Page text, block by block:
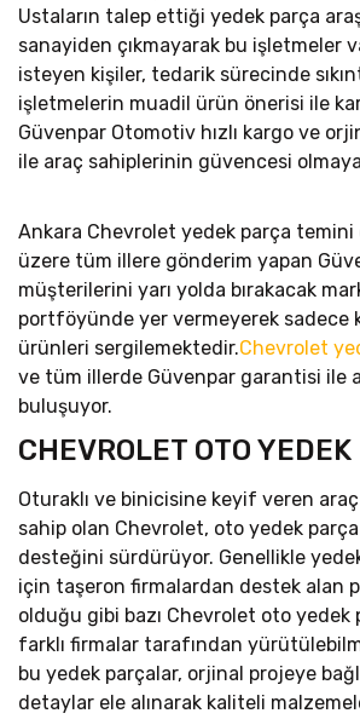
Ustaların talep ettiği yedek parça
sanayiden çıkmayarak bu işletmeler
isteyen kişiler, tedarik sürecinde
işletmelerin muadil ürün önerisi ile
Güvenpar Otomotiv hızlı kargo ve
ile araç sahiplerinin güvencesi
Ankara Chevrolet yedek parça temini
üzere tüm illere gönderim yapan
müşterilerini yarı yolda bırakacak
portföyünde yer vermeyerek sadece
ürünleri sergilemektedir.Chevrolet
ve tüm illerde Güvenpar garantisi ile
buluşuyor.
CHEVROLET OTO
Oturaklı ve binicisine keyif veren araç
sahip olan Chevrolet, oto yedek
desteğini sürdürüyor. Genellikle
için taşeron firmalardan destek alan
olduğu gibi bazı Chevrolet oto yedek
farklı firmalar tarafından
bu yedek parçalar, orjinal projeye
detaylar ele alınarak kaliteli